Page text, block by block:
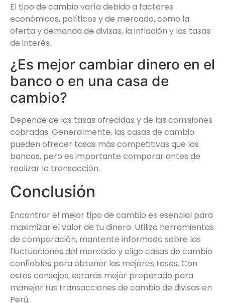
El tipo de cambio varía debido a factores
económicos, políticos y de mercado, como la
oferta y demanda de divisas, la inflación y las tasas
de interés.
¿Es mejor cambiar dinero en el
banco o en una casa de
cambio?
Depende de las tasas ofrecidas y de las comisiones
cobradas. Generalmente, las casas de cambio
pueden ofrecer tasas más competitivas que los
bancos, pero es importante comparar antes de
realizar la transacción.
Conclusión
Encontrar el mejor tipo de cambio es esencial para
maximizar el valor de tu dinero. Utiliza herramientas
de comparación, mantente informado sobre las
fluctuaciones del mercado y elige casas de cambio
confiables para obtener las mejores tasas. Con
estos consejos, estarás mejor preparado para
manejar tus transacciones de cambio de divisas en
Perú.